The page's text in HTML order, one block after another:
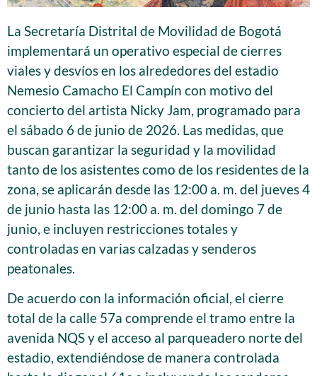
La Secretaría Distrital de Movilidad de Bogotá
implementará un operativo especial de cierres
viales y desvíos en los alrededores del estadio
Nemesio Camacho El Campín con motivo del
concierto del artista Nicky Jam, programado para
el sábado 6 de junio de 2026. Las medidas, que
buscan garantizar la seguridad y la movilidad
tanto de los asistentes como de los residentes de la
zona, se aplicarán desde las 12:00 a. m. del jueves 4
de junio hasta las 12:00 a. m. del domingo 7 de
junio, e incluyen restricciones totales y
controladas en varias calzadas y senderos
peatonales.
De acuerdo con la información oficial, el cierre
total de la calle 57a comprende el tramo entre la
avenida NQS y el acceso al parqueadero norte del
estadio, extendiéndose de manera controlada